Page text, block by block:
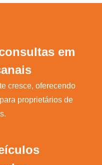
em
cresce, oferecendo
proprietários de